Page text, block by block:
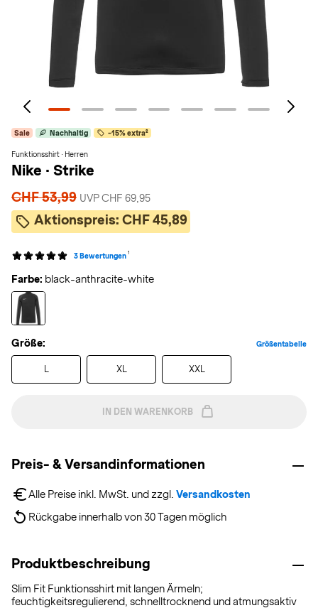
Sale Nachhaltig -15% extra²
Funktionsshirt · Herren
Nike · Strike
CHF 53,99 UVP CHF 69,95
Aktionspreis: CHF 45,89
3 Bewertungen 1
Farbe: black-anthracite-white
Größe: Größentabelle
L XL XXL
IN DEN WARENKORB
Preis- & Versandinformationen
Alle Preise inkl. MwSt. und zzgl. Versandkosten
Rückgabe innerhalb von 30 Tagen möglich
Produktbeschreibung
Slim Fit Funktionsshirt mit langen Ärmeln;
feuchtigkeitsregulierend, schnelltrocknend und atmungsaktiv